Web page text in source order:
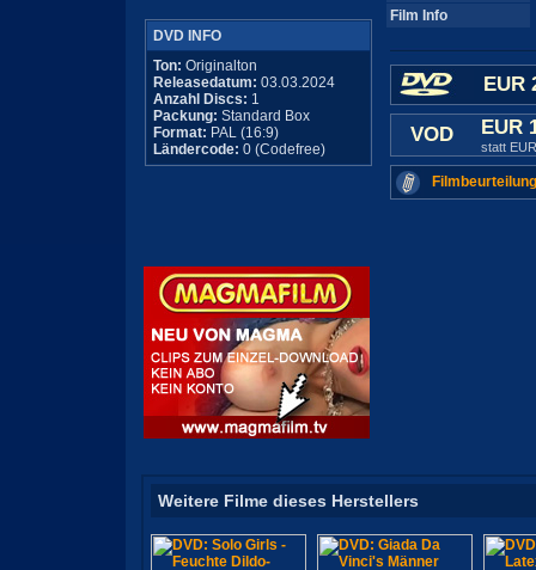
DVD INFO
Ton: Originalton
Releasedatum: 03.03.2024
Anzahl Discs: 1
Packung: Standard Box
Format: PAL (16:9)
Ländercode: 0 (Codefree)
Film Info
EUR
VOD EUR
statt
Weitere Filme dieses Herstellers